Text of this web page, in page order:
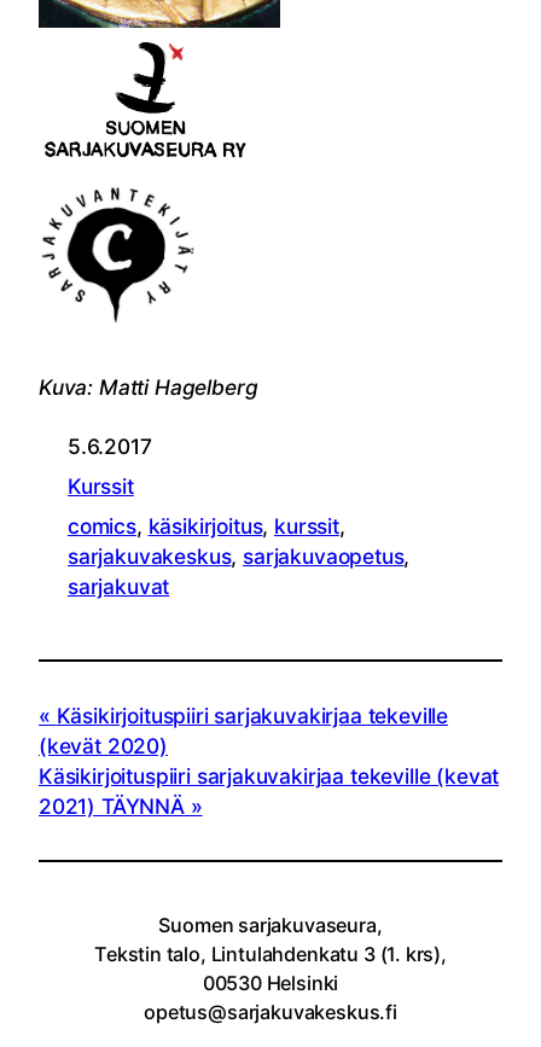
Kuva: Matti Hagelberg
5.6.2017
Kurssit
comics, käsikirjoitus, kurssit
sarjakuvakeskus, sarjakuvaopetus
sarjakuvat
Käsikirjoituspiiri sarjakuvakirjaa tekeville
(kevät 2020)
Käsikirjoituspiiri sarjakuvakirjaa tekeville (kevat
2021) TÄYNNÄ
Suomen sarjakuvaseura,
Tekstin talo, Lintulahdenkatu 3 (1. krs),
00530 Helsinki
opetus@sarjakuvakeskus.fi